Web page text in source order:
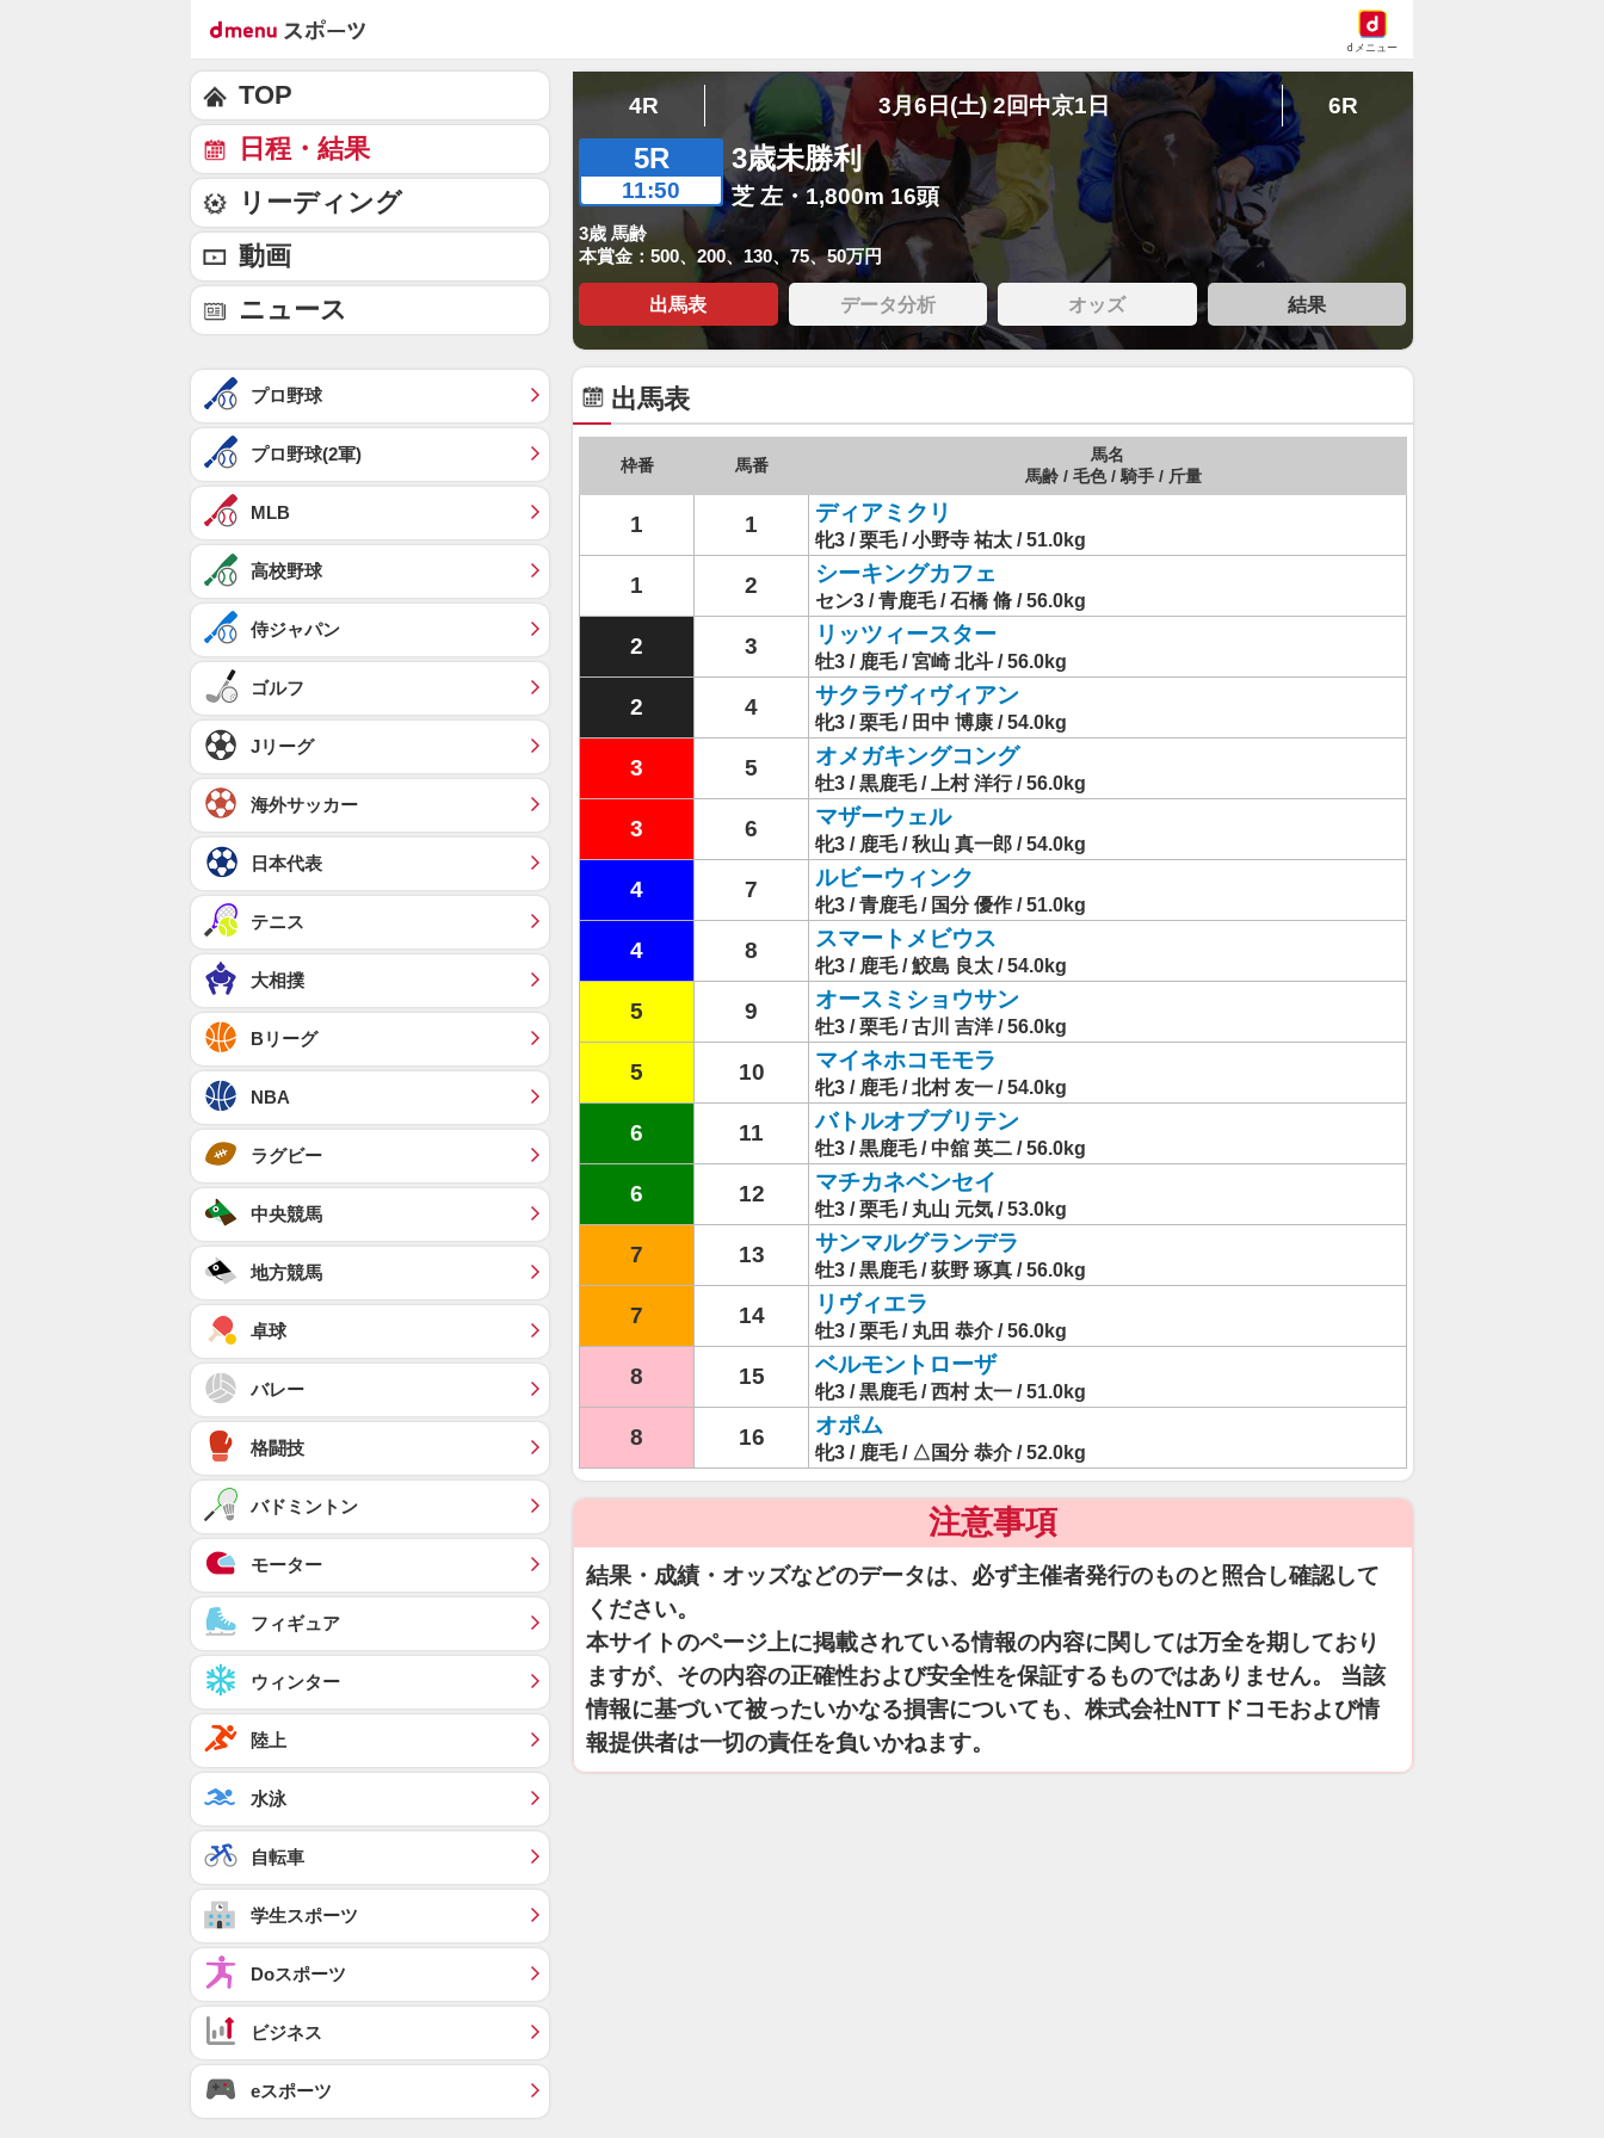
dメニュー
4R 3月6日(土) 2回中京1日 6R
5R
11:50
3歳未勝利
芝 左・1,800m 16頭
3歳 馬齢
本賞金：500、200、130、75、50万円
出馬表 データ分析 オッズ 結果
出馬表
枠番 馬番
馬名
馬齢 / 毛色 / 騎手 / 斤量
1 1 ディアミクリ
牝3 / 栗毛 / 小野寺 祐太 / 51.0kg
1 2 シーキングカフェ
セン3 / 青鹿毛 / 石橋 脩 / 56.0kg
2 3 リッツィースター
牡3 / 鹿毛 / 宮崎 北斗 / 56.0kg
2 4 サクラヴィヴィアン
牝3 / 栗毛 / 田中 博康 / 54.0kg
3 5 オメガキングコング
牡3 / 黒鹿毛 / 上村 洋行 / 56.0kg
3 6 マザーウェル
牝3 / 鹿毛 / 秋山 真一郎 / 54.0kg
4 7 ルビーウィンク
牝3 / 青鹿毛 / 国分 優作 / 51.0kg
4 8 スマートメビウス
牝3 / 鹿毛 / 鮫島 良太 / 54.0kg
5 9 オースミショウサン
牡3 / 栗毛 / 古川 吉洋 / 56.0kg
5 10 マイネホコモモラ
牝3 / 鹿毛 / 北村 友一 / 54.0kg
6 11 バトルオブブリテン
牡3 / 黒鹿毛 / 中舘 英二 / 56.0kg
6 12 マチカネベンセイ
牡3 / 栗毛 / 丸山 元気 / 53.0kg
7 13 サンマルグランデラ
牡3 / 黒鹿毛 / 荻野 琢真 / 56.0kg
7 14 リヴィエラ
牡3 / 栗毛 / 丸田 恭介 / 56.0kg
8 15 ベルモントローザ
牝3 / 黒鹿毛 / 西村 太一 / 51.0kg
8 16 オポム
牝3 / 鹿毛 / △国分 恭介 / 52.0kg
注意事項
結果・成績・オッズなどのデータは、必ず主催者発行のものと照合し確認して
ください。
本サイトのページ上に掲載されている情報の内容に関しては万全を期しており
ますが、その内容の正確性および安全性を保証するものではありません。 当該
情報に基づいて被ったいかなる損害についても、株式会社NTTドコモおよび情
報提供者は一切の責任を負いかねます。
TOP
日程・結果
リーディング
動画
ニュース
プロ野球
プロ野球(2軍)
MLB
高校野球
侍ジャパン
ゴルフ
Jリーグ
海外サッカー
日本代表
テニス
大相撲
Bリーグ
NBA
ラグビー
中央競馬
地方競馬
卓球
バレー
格闘技
バドミントン
モーター
フィギュア
ウィンター
陸上
水泳
自転車
学生スポーツ
Doスポーツ
ビジネス
eスポーツ